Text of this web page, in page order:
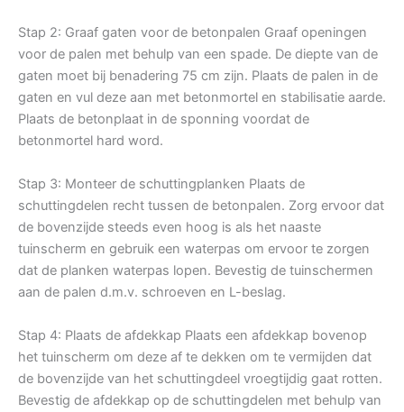
Stap 2: Graaf gaten voor de betonpalen Graaf openingen
voor de palen met behulp van een spade. De diepte van de
gaten moet bij benadering 75 cm zijn. Plaats de palen in de
gaten en vul deze aan met betonmortel en stabilisatie aarde.
Plaats de betonplaat in de sponning voordat de
betonmortel hard word.
Stap 3: Monteer de schuttingplanken Plaats de
schuttingdelen recht tussen de betonpalen. Zorg ervoor dat
de bovenzijde steeds even hoog is als het naaste
tuinscherm en gebruik een waterpas om ervoor te zorgen
dat de planken waterpas lopen. Bevestig de tuinschermen
aan de palen d.m.v. schroeven en L-beslag.
Stap 4: Plaats de afdekkap Plaats een afdekkap bovenop
het tuinscherm om deze af te dekken om te vermijden dat
de bovenzijde van het schuttingdeel vroegtijdig gaat rotten.
Bevestig de afdekkap op de schuttingdelen met behulp van